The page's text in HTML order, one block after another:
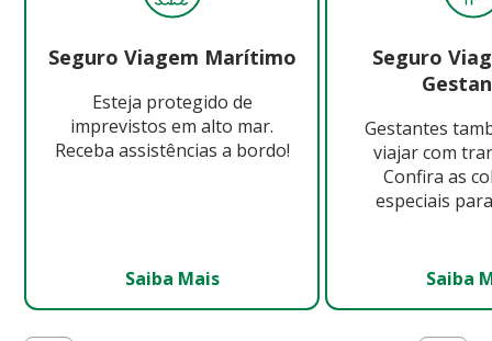
Seguro Viagem Marítimo
Esteja protegido de
imprevistos em alto mar.
Receba assistências a bordo!
Saiba Mais
Seguro
Gestantes
viajar com
Confira as
especiais
Saiba